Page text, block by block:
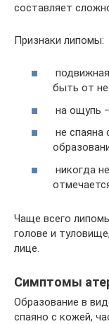
составляет
Признаки липомы:
быть от
на ощупь
не спаяна
никогда
Чаще всего
голове и
лице.
Симптомы
Образование в
спаяно с кожей,